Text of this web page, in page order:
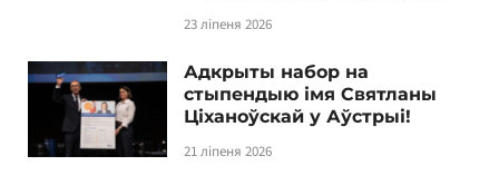
23 ліпеня 2026
Адкрыты набор на
стыпендыю імя Святланы
Ціханоўскай у Аўстрыі!
21 ліпеня 2026